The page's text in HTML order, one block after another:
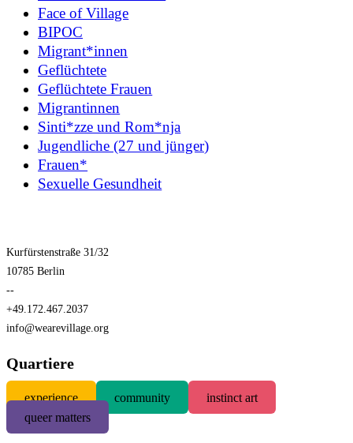
Face of Village
BIPOC
Migrant*innen
Geflüchtete
Geflüchtete Frauen
Migrantinnen
Sinti*zze und Rom*nja
Jugendliche (27 und jünger)
Frauen*
Sexuelle Gesundheit
Kurfürstenstraße 31/32
10785 Berlin
--
+49.172.467.2037
info@wearevillage.org
Quartiere
experience community
instinct art
queer matters